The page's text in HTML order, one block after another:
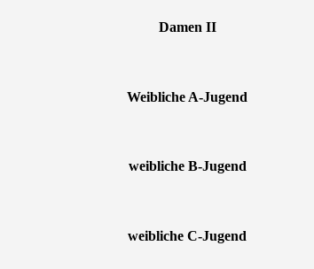
Damen II
Weibliche A-Jugend
weibliche B-Jugend
weibliche C-Jugend